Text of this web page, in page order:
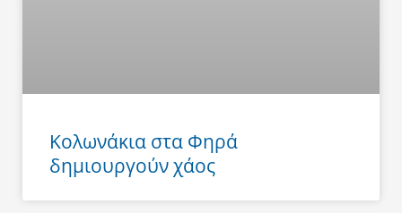
Κολωνάκια στα Φηρά
δημιουργούν χάος